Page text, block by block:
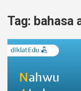
Tag: bahasa